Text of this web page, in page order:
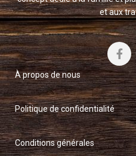
et aux
À propos de nous
Politique de confidentialité
Conditions générales